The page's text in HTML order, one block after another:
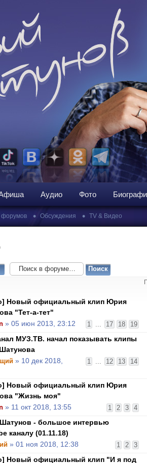
Аудио Фото
форумов • Обсуждения • TV & Видео
Новый официальный клип Юрия
"Тет-а-тет"
1 ... 17 18 19
» 05 июн 2013, 23:12
МУЗ.ТВ. начал показывать клипы
1 ... 12 13 14
» 10 дек 2018,
Новый официальный клип Юрия
"Жизнь моя"
1 2 3 4
» 11 окт 2018, 13:55
- большое интервью
каналу (01.11.18)
1 2 3
» 01 ноя 2018, 12:38
Новый официальный клип "И я под